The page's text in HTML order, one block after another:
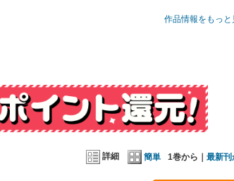
作品情報をもっと
詳細 簡単 1巻から｜ 最新刊